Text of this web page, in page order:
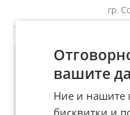
гр.
20
вашите
Ние и нашите
бисквитки и